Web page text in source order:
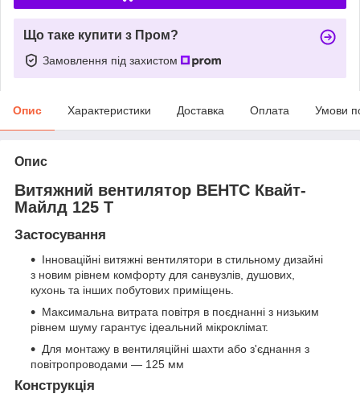
Що таке купити з Пром?
Замовлення під захистом
Опис Характеристики Доставка Оплата Умови
Опис
Витяжний вентилятор ВЕНТС Квайт-
Майлд 125 Т
Застосування
Інноваційні витяжні вентилятори в стильному дизайні
з новим рівнем комфорту для санвузлів, душових,
кухонь та інших побутових приміщень.
Максимальна витрата повітря в поєднанні з низьким
рівнем шуму гарантує ідеальний мікроклімат.
Для монтажу в вентиляційні шахти або з'єднання з
повітропроводами — 125 мм
Конструкція